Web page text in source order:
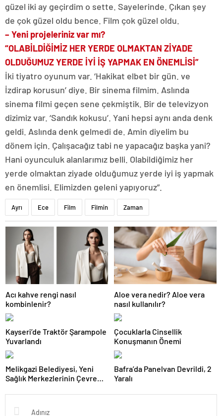
güzel iki ay geçirdim o sette. Sayelerinde. Çıkan şey
de çok güzel oldu bence. Film çok güzel oldu.
– Yeni projeleriniz var mı?
“OLABİLDİĞİMİZ HER YERDE OLMAKTAN ZİYADE
OLDUĞUMUZ YERDE İYİ İŞ YAPMAK EN ÖNEMLİSİ”
İki tiyatro oyunum var. ‘Hakikat elbet bir gün. ve
İzdirap korusun’ diye. Bir sinema filmim. Aslında
sinema filmi geçen sene çekmiştik. Bir de televizyon
dizimiz var. ‘Sandık kokusu’. Yani hepsi aynı anda denk
geldi. Aslında denk gelmedi de. Amin diyelim bu
dönem için. Çalışacağız tabi ne yapacağız başka yani?
Hani oyunculuk alanlarımız belli. Olabildiğimiz her
yerde olmaktan ziyade olduğumuz yerde iyi iş yapmak
en önemlisi. Elimizden geleni yapıyoruz”.
Ayrı Ece Film Filmin Zaman
Acı kahve rengi nasıl
kombinlenir?
Aloe vera nedir? Aloe vera
nasıl kullanılır?
Kayseri’de Traktör Şarampole
Yuvarlandı
Çocuklarla Cinsellik
Konuşmanın Önemi
Melikgazi Belediyesi, Yeni
Sağlık Merkezlerinin Çevre
Bafra’da Panelvan Devrildi, 2
Yaralı